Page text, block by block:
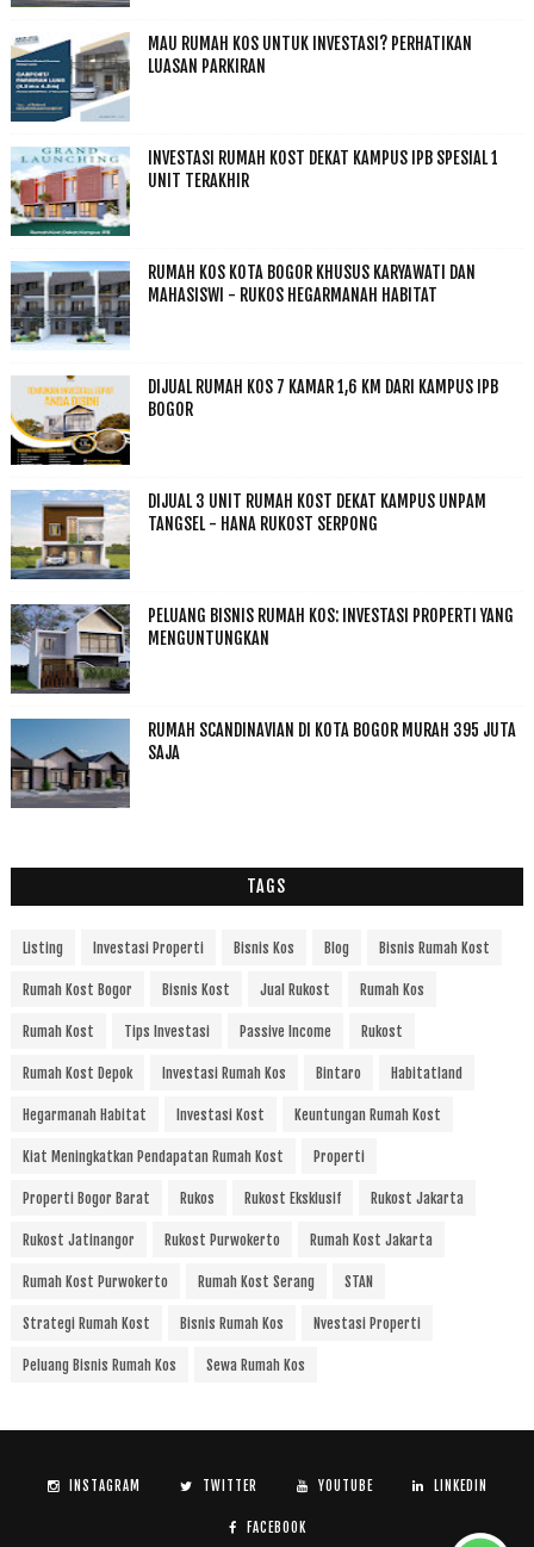
MAU RUMAH KOS UNTUK INVESTASI? PERHATIKAN
LUASAN PARKIRAN
INVESTASI RUMAH KOST DEKAT KAMPUS IPB SPESIAL 1
UNIT TERAKHIR
RUMAH KOS KOTA BOGOR KHUSUS KARYAWATI DAN
MAHASISWI - RUKOS HEGARMANAH HABITAT
DIJUAL RUMAH KOS 7 KAMAR 1,6 KM DARI KAMPUS IPB
BOGOR
DIJUAL 3 UNIT RUMAH KOST DEKAT KAMPUS UNPAM
TANGSEL - HANA RUKOST SERPONG
PELUANG BISNIS RUMAH KOS: INVESTASI PROPERTI YANG
MENGUNTUNGKAN
RUMAH SCANDINAVIAN DI KOTA BOGOR MURAH 395 JUTA
SAJA
TAGS
Listing Investasi Properti Bisnis Kos Blog Bisnis Rumah Kost
Rumah Kost Bogor Bisnis Kost Jual Rukost Rumah Kos
Rumah Kost Tips Investasi Passive Income Rukost
Rumah Kost Depok Investasi Rumah Kos Bintaro Habitatland
Hegarmanah Habitat Investasi Kost Keuntungan Rumah Kost
Kiat Meningkatkan Pendapatan Rumah Kost Properti
Properti Bogor Barat Rukos Rukost Eksklusif Rukost Jakarta
Rukost Jatinangor Rukost Purwokerto Rumah Kost Jakarta
Rumah Kost Purwokerto Rumah Kost Serang STAN
Strategi Rumah Kost Bisnis Rumah Kos Nvestasi Properti
Peluang Bisnis Rumah Kos Sewa Rumah Kos
INSTAGRAM TWITTER YOUTUBE LINKEDIN
FACEBOOK